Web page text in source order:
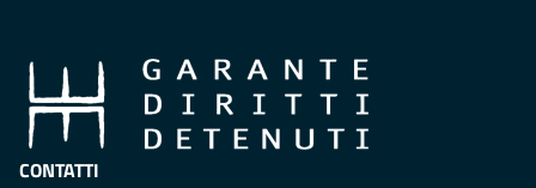
CONTATTI